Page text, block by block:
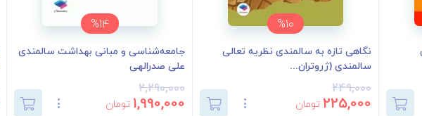
%10
نگاهی تازه به سالمندی نظریه تعالی
سالمندی (ژروتران...
249,000
225,000 تومان
%14
جامعه‌شناسی و مبانی بهداشت سالمندی
علی صدرالهی
2,290,000
1,990,000 تومان